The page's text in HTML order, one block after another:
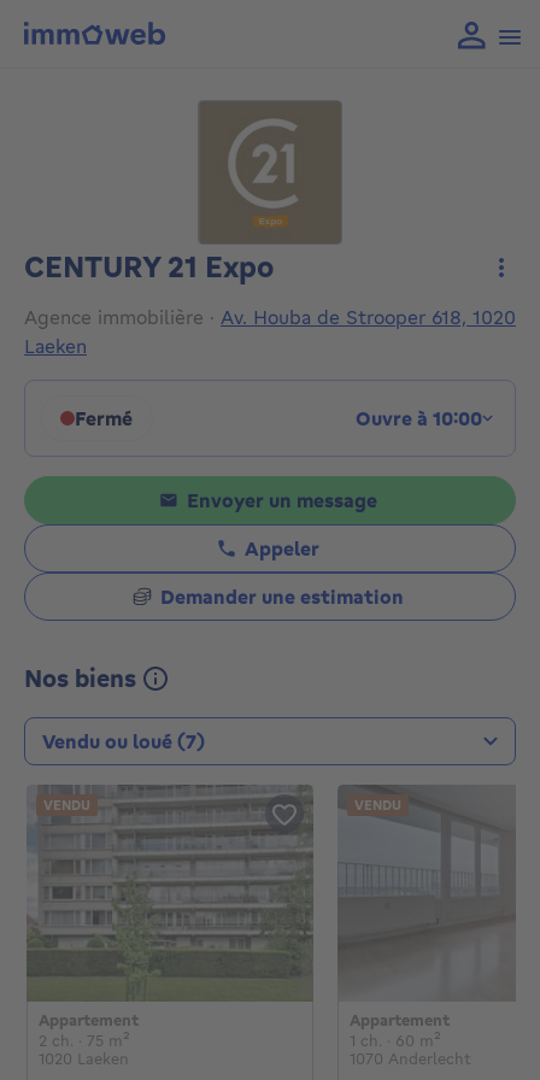
CENTURY 21 Expo
Agence immobilière · Av. Houba de Strooper 618, 1020
Laeken
Fermé Ouvre à 10:00
Cliquez pour afficher les horaires
Envoyer un message
Appeler
Demander une estimation
Nos biens
Type de transaction
Appartement
€
2 ch. 2 chambres
· 75 m²
1020 Laeken
VENDU
Appartement
€
1 ch. 1 chambre
· 60 m²
1070 Anderlecht
VENDU